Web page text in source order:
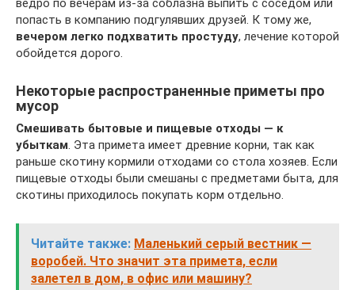
попасть в компанию подгулявших друзей. К тому же,
вечером легко подхватить простуду, лечение которой
обойдется дорого.
Некоторые распространенные приметы про
мусор
Смешивать бытовые и пищевые отходы — к
убыткам . Эта примета имеет древние корни, так как
раньше скотину кормили отходами со стола хозяев. Если
пищевые отходы были смешаны с предметами быта, для
скотины приходилось покупать корм отдельно.
Читайте также: Маленький серый вестник —
воробей. Что значит эта примета, если
залетел в дом, в офис или машину?